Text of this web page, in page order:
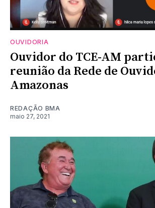
OUVIDORIA
Ouvidor do TCE-AM
reunião da Rede de
Amazonas
REDAÇÃO BMA
maio 27, 2021